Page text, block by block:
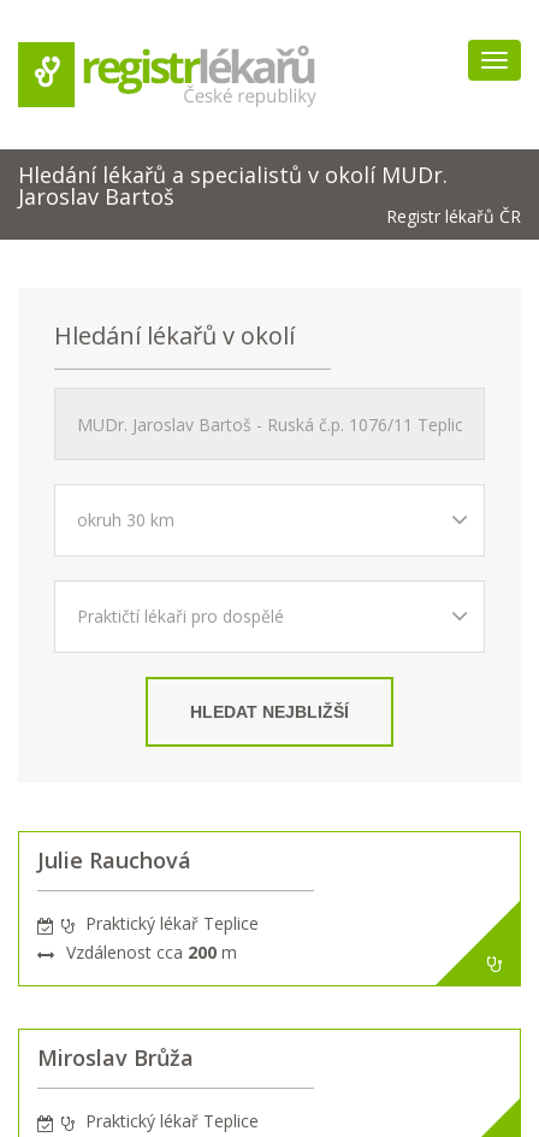
Hledání lékařů a specialistů v okolí MUDr.
Jaroslav Bartoš
Registr lékařů ČR
Hledání lékařů v okolí
HLEDAT NEJBLIŽŠÍ
Julie Rauchová
Praktický lékař Teplice
Vzdálenost cca 200 m
Miroslav Brůža
Praktický lékař Teplice